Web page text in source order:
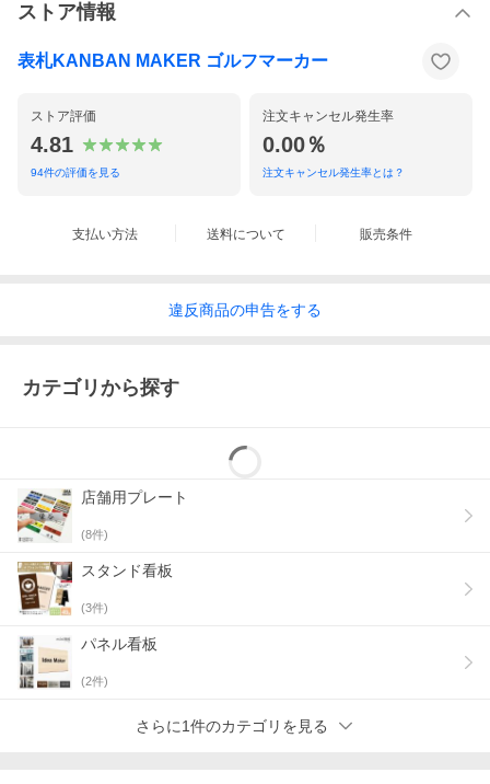
ストア情報
表札KANBAN MAKER ゴルフマーカー
ストア評価
4.81
94件の評価を見る
注文キャンセル発生率
0.00％
注文キャンセル発生率とは？
支払い方法 送料について 販売条件
違反商品の申告をする
カテゴリから探す
店舗用プレート
(8件)
スタンド看板
(3件)
パネル看板
(2件)
さらに1件のカテゴリを見る